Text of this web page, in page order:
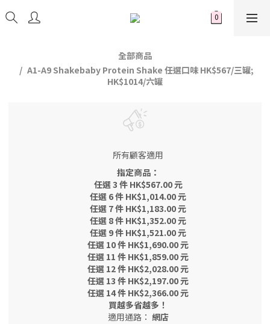
全部商品
A1-A9 Shakebaby Protein Shake 任選口味 HK$567/三罐;
HK$1014/六罐
所有顧客適用
指定商品：
任選 3 件 HK$567.00 元
任選 6 件 HK$1,014.00 元
任選 7 件 HK$1,183.00 元
任選 8 件 HK$1,352.00 元
任選 9 件 HK$1,521.00 元
任選 10 件 HK$1,690.00 元
任選 11 件 HK$1,859.00 元
任選 12 件 HK$2,028.00 元
任選 13 件 HK$2,197.00 元
任選 14 件 HK$2,366.00 元
買越多省越多！
適用通路： 網店